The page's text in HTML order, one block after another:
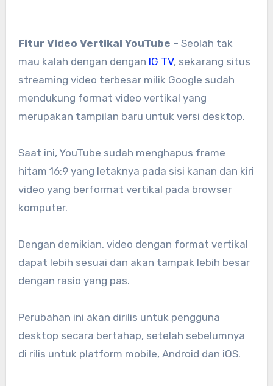
Fitur Video Vertikal YouTube – Seolah tak
mau kalah dengan dengan IG TV, sekarang situs
streaming video terbesar milik Google sudah
mendukung format video vertikal yang
merupakan tampilan baru untuk versi desktop.
Saat ini, YouTube sudah menghapus frame
hitam 16:9 yang letaknya pada sisi kanan dan kiri
video yang berformat vertikal pada browser
komputer.
Dengan demikian, video dengan format vertikal
dapat lebih sesuai dan akan tampak lebih besar
dengan rasio yang pas.
Perubahan ini akan dirilis untuk pengguna
desktop secara bertahap, setelah sebelumnya
di rilis untuk platform mobile, Android dan iOS.